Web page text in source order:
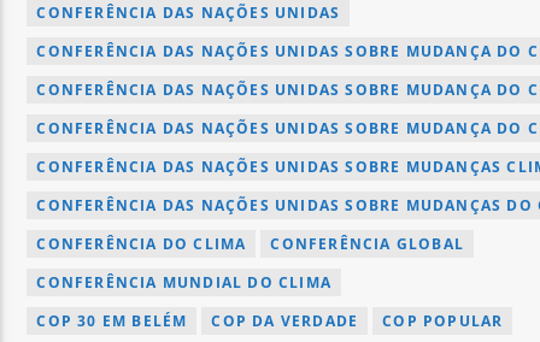
CONFERÊNCIA DAS NAÇÕES UNIDAS
CONFERÊNCIA DAS NAÇÕES UNIDAS SOBRE MUDANÇA DO
CONFERÊNCIA DAS NAÇÕES UNIDAS SOBRE MUDANÇA DO
CONFERÊNCIA DAS NAÇÕES UNIDAS SOBRE MUDANÇA DO
CONFERÊNCIA DAS NAÇÕES UNIDAS SOBRE MUDANÇAS
CONFERÊNCIA DAS NAÇÕES UNIDAS SOBRE MUDANÇAS DO
CONFERÊNCIA DO CLIMA
CONFERÊNCIA GLOBAL
CONFERÊNCIA MUNDIAL DO CLIMA
COP 30 EM BELÉM
COP DA VERDADE
COP POPULAR